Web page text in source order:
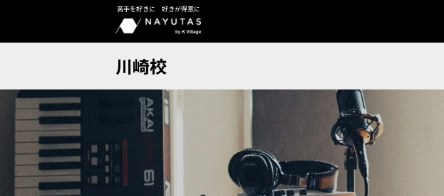
苦手を好きに 好きが得意に
川崎校